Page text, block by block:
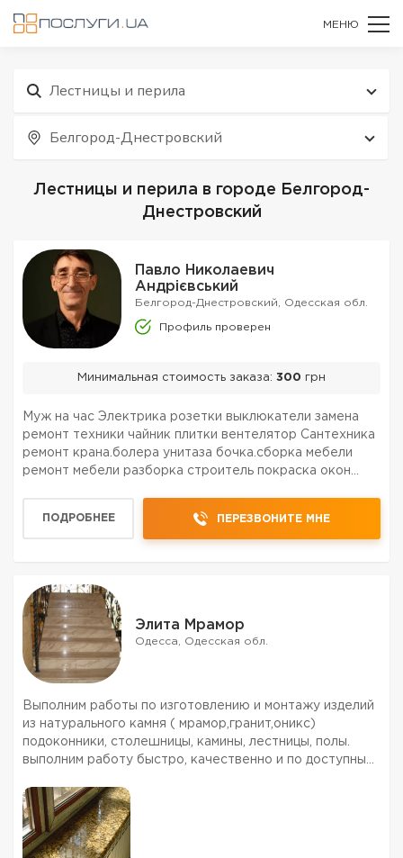
МЕНЮ
Лестницы и перила
Белгород-Днестровский
Лестницы и перила в городе Белгород-
Днестровский
Павло Николаевич
Андрієвський
Белгород-Днестровский, Одесская обл.
Профиль проверен
Минимальная стоимость заказа: 300 грн
Муж на час Электрика розетки выклюкатели замена
ремонт техники чайник плитки вентелятор Сантехника
ремонт крана.болера унитаза бочка.сборка мебели
ремонт мебели разборка строитель покраска окон
ПОДРОБНЕЕ ПЕРЕЗВОНИТЕ МНЕ
Элита Мрамор
Одесса, Одесская обл.
Выполним работы по изготовлению и монтажу изделий
из натурального камня ( мрамор,гранит,оникс)
подоконники, столешницы, камины, лестницы, полы.
выполним работу быстро, качественно и по доступным